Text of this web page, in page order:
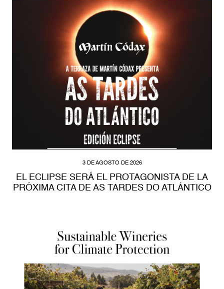
3 DE AGOSTO DE 2026
EL ECLIPSE SERÁ EL PROTAGONISTA DE LA
PRÓXIMA CITA DE AS TARDES DO ATLÁNTICO